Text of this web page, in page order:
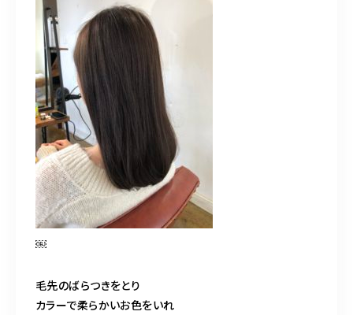
￼
毛先のばらつきをとり
カラーで柔らかいお色をいれ